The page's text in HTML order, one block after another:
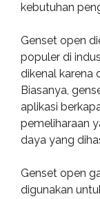
kebutuhan
Genset open
populer di
dikenal karena
Biasanya,
aplikasi
pemeliharaan
daya yang
Genset open
digunakan